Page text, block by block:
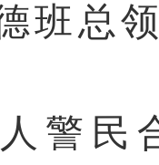
班总
警民